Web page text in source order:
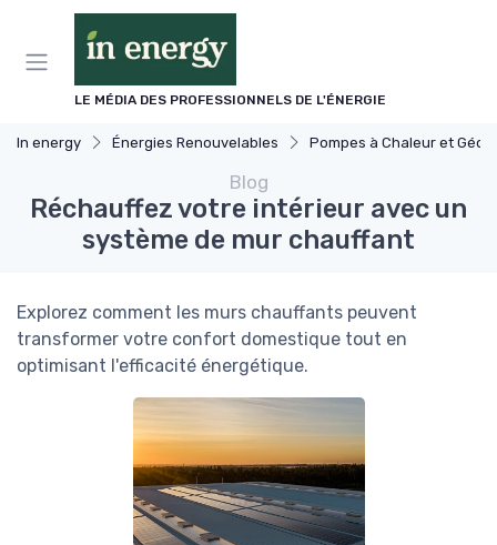
LE MÉDIA DES PROFESSIONNELS DE L'ÉNERGIE
In energy Énergies Renouvelables Pompes à Chaleur et Géothermie
Blog
Réchauffez votre intérieur avec un
système de mur chauffant
Explorez comment les murs chauffants peuvent
transformer votre confort domestique tout en
optimisant l'efficacité énergétique.
Panneau de gestion des cookies